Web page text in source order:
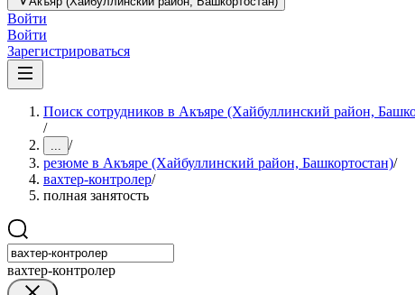
Войти
Войти
Зарегистрироваться
Поиск сотрудников в Акъяре (Хайбуллинский район,
/
... /
резюме в Акъяре (Хайбуллинский район, Башкортостан)/
вахтер-контролер/
полная занятость
вахтер-контролер